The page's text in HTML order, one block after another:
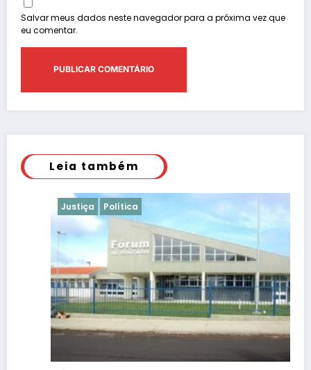
Salvar meus dados neste navegador para a próxima vez que
eu comentar.
Leia também
Justiça Política